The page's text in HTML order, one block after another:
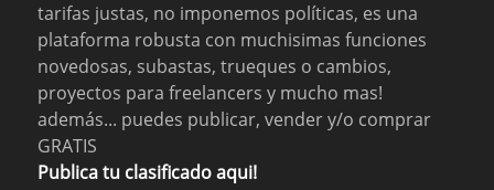
tarifas justas, no imponemos políticas, es una
plataforma robusta con muchisimas funciones
novedosas, subastas, trueques o cambios,
proyectos para freelancers y mucho mas!
además... puedes publicar, vender y/o comprar
GRATIS
Publica tu clasificado aqui!